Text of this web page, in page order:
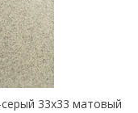
33х33 матовый